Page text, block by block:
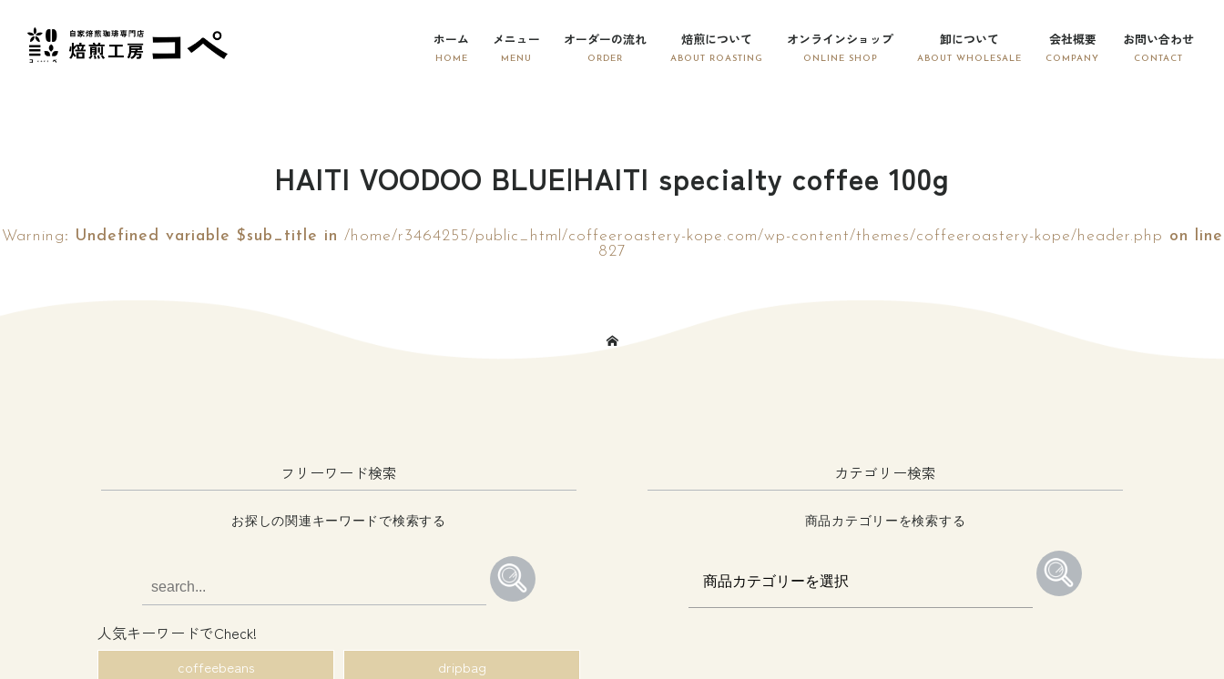
ホーム メニュー オーダーの流れ 焙煎について オンラインショップ 卸について 会社概要 お問い合わせ
HAITI VOODOO BLUE|HAITI specialty coffee 100g
Warning: Undefined variable $sub_title in /home/r3464255/public_html/coffeeroastery-kope.com/wp-content/themes/coffeeroastery-kope/header.php on line
827
フリーワード検索
お探しの関連キーワードで検索する
人気キーワードでCheck!
coffeebeans dripbag
カテゴリー検索
商品カテゴリーを検索する